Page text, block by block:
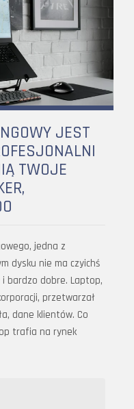
JEST
TWOJE
jedna z
dysku nie ma czyichś
bardzo dobre. Laptop,
przetwarzał
dane klientów. Co
trafia na rynek